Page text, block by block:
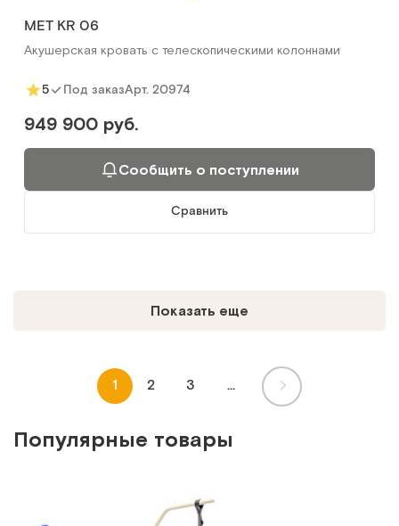
MET KR 06
Акушерская кровать с телескопическими колоннами
5 Под заказАрт. 20974
949 900 руб.
Сообщить о поступлении
Сравнить
Показать еще
1 2 3 ...
Популярные товары